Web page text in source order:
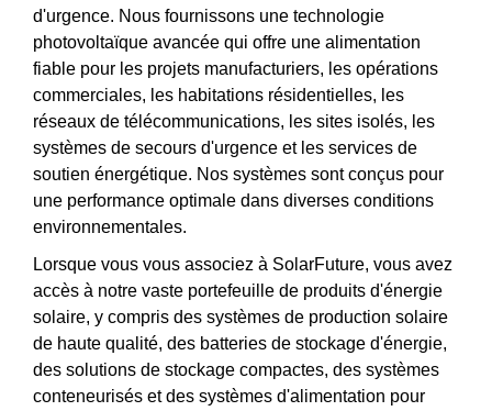
d'urgence. Nous fournissons une technologie
photovoltaïque avancée qui offre une alimentation
fiable pour les projets manufacturiers, les opérations
commerciales, les habitations résidentielles, les
réseaux de télécommunications, les sites isolés, les
systèmes de secours d'urgence et les services de
soutien énergétique. Nos systèmes sont conçus pour
une performance optimale dans diverses conditions
environnementales.
Lorsque vous vous associez à SolarFuture, vous avez
accès à notre vaste portefeuille de produits d'énergie
solaire, y compris des systèmes de production solaire
de haute qualité, des batteries de stockage d'énergie,
des solutions de stockage compactes, des systèmes
conteneurisés et des systèmes d'alimentation pour